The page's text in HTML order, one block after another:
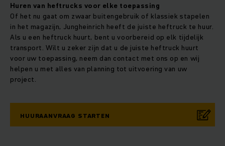
Huren van heftrucks voor elke toepassing
Of het nu gaat om zwaar buitengebruik of klassiek stapelen
in het magazijn, Jungheinrich heeft de juiste heftruck te huur.
Als u een heftruck huurt, bent u voorbereid op elk tijdelijk
transport. Wilt u zeker zijn dat u de juiste heftruck huurt
voor uw toepassing, neem dan contact met ons op en wij
helpen u met alles van planning tot uitvoering van uw
project.
HUURAANVRAAG STARTEN